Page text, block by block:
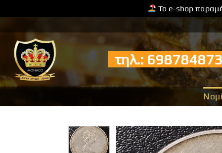
Το e-shop
στο
περιεχόμενο
τηλ.: